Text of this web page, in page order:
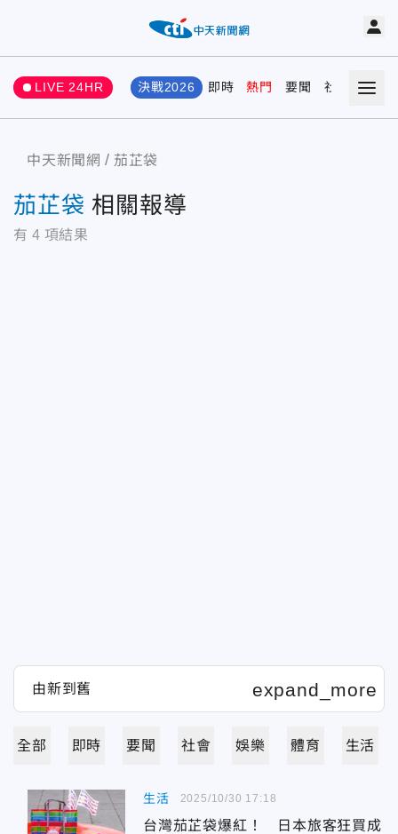
LIVE 24HR 決戰2026 即時 熱門 要聞 社會 娛樂
中天新聞網 茄芷袋
茄芷袋 相關報導
有 4 項結果
全部 即時 要聞 社會 娛樂 體育 生活
生活
台灣茄芷袋爆紅！ 日本旅客狂買成
2025/10/30 17:18